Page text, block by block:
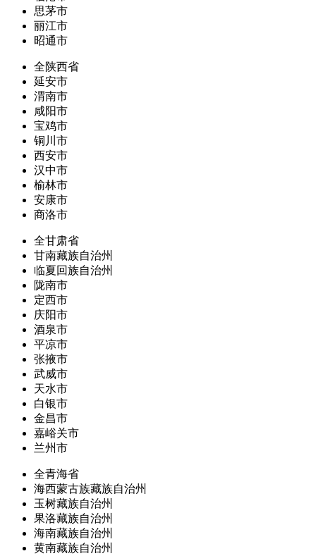
思茅市
丽江市
昭通市
全陕西省
延安市
渭南市
咸阳市
宝鸡市
铜川市
西安市
汉中市
榆林市
安康市
商洛市
全甘肃省
甘南藏族自治州
临夏回族自治州
陇南市
定西市
庆阳市
酒泉市
平凉市
张掖市
武威市
天水市
白银市
金昌市
嘉峪关市
兰州市
全青海省
海西蒙古族藏族自治州
玉树藏族自治州
果洛藏族自治州
海南藏族自治州
黄南藏族自治州